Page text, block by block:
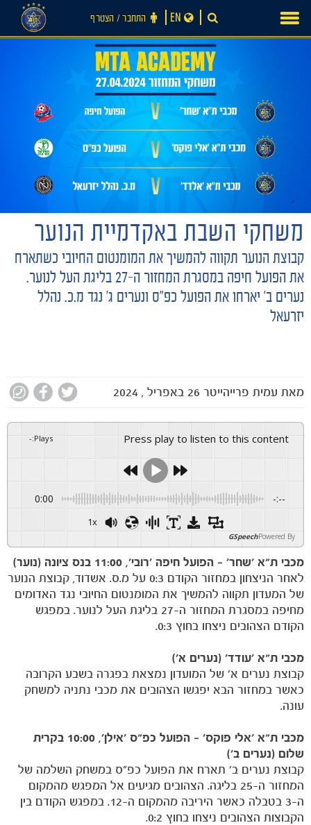
חדשות
content
התחבר ‪/‬ הצטרף EN
משחקי השבת באקדמיית הנוער
קבוצת הנוער תקווה להמשיך את המומנטום החיובי כשתארח
את הפועל חיפה במסגרת המחזור ה-27 בליגת העל לנוער.
נערים ב׳ יארחו את הפועל כפ״ס ונערים ג׳ נגד מ.כ. נהלל
יזרעאל
מאת עמית פרייהייטר 26 באפריל , 2024
Press play to listen to this content
Plays
:
-
0:00 -:--
1x
Powered By
GSpeech
מכבי ת"א ׳שחר׳ – הפועל חיפה ׳רובי׳, 11:00 בנס ציונה (נוער)
לאחר הניצחון במחזור הקודם 0:3 על מ.ס. אשדוד, קבוצת הנוער
של המעדון תקווה להמשיך את המומנטום החיובי נגד האדומים
מחיפה במסגרת המחזור ה-27 בליגת העל לנוער. במפגש
הקודם הצהובים ניצחו בחוץ 0:3.
מכבי ת"א ׳עודד׳ (נערים א׳)
קבוצת נערים א׳ של המועדון נמצאת בפגרה בשבע הקרובה
כאשר במחזור הבא יפגשו הצהובים את מכבי נתניה למשחק
עונה.
מכבי ת"א ׳אלי פוקס׳ – הפועל כפ"ס ׳אילן׳, 10:00 בקרית
שלום (נערים ב׳)
קבוצת נערים ב׳ תארח את הפועל כפ״ס במשחק השלמה של
המחזור ה-25 בליגה. הצהובים מגיעים אל המפגש מהמקום
ה-3 בטבלה כאשר היריבה מהמקום ה-12. במפגש הקודם בין
הקבוצות הצהובים ניצחו בחוץ 0:2.